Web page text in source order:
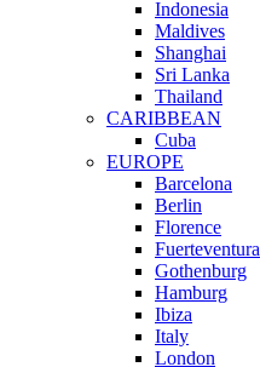
Indonesia
Maldives
Shanghai
Sri Lanka
Thailand
CARIBBEAN
Cuba
EUROPE
Barcelona
Berlin
Florence
Fuerteventura
Gothenburg
Hamburg
Ibiza
Italy
London